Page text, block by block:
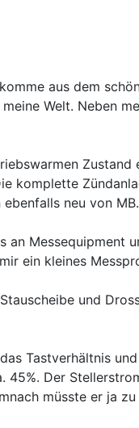
aus dem
Welt. Neben
komplette
neu von MB.
Messequipment
ein kleines
und
Tastverhältnis
Der
müsste er ja